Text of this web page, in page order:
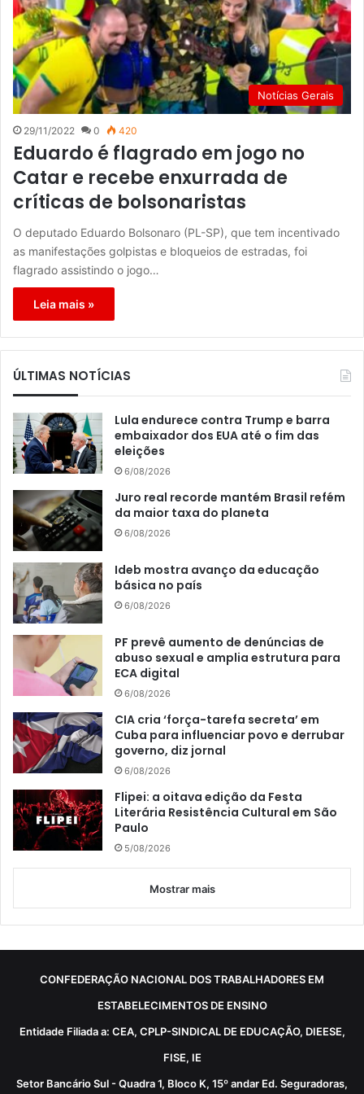
Notícias Gerais
29/11/2022 0 420
Eduardo é flagrado em jogo no
Catar e recebe enxurrada de
críticas de bolsonaristas
O deputado Eduardo Bolsonaro (PL-SP), que tem incentivado
as manifestações golpistas e bloqueios de estradas, foi
flagrado assistindo o jogo…
Leia mais »
ÚLTIMAS NOTÍCIAS
Lula endurece contra Trump e barra
embaixador dos EUA até o fim das
eleições
6/08/2026
Juro real recorde mantém Brasil refém
da maior taxa do planeta
6/08/2026
Ideb mostra avanço da educação
básica no país
6/08/2026
PF prevê aumento de denúncias de
abuso sexual e amplia estrutura para
ECA digital
6/08/2026
CIA cria ‘força-tarefa secreta’ em
Cuba para influenciar povo e derrubar
governo, diz jornal
6/08/2026
Flipei: a oitava edição da Festa
Literária Resistência Cultural em São
Paulo
5/08/2026
Mostrar mais
CONFEDERAÇÃO NACIONAL DOS TRABALHADORES EM
ESTABELECIMENTOS DE ENSINO
Entidade Filiada a: CEA, CPLP-SINDICAL DE EDUCAÇÃO, DIEESE,
FISE, IE
Setor Bancário Sul - Quadra 1, Bloco K, 15º andar Ed. Seguradoras,